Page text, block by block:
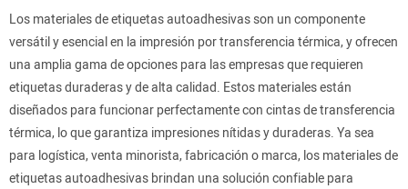
Los materiales de etiquetas autoadhesivas son un componente
versátil y esencial en la impresión por transferencia térmica, y ofrecen
una amplia gama de opciones para las empresas que requieren
etiquetas duraderas y de alta calidad. Estos materiales están
diseñados para funcionar perfectamente con cintas de transferencia
térmica, lo que garantiza impresiones nítidas y duraderas. Ya sea
para logística, venta minorista, fabricación o marca, los materiales de
etiquetas autoadhesivas brindan una solución confiable para